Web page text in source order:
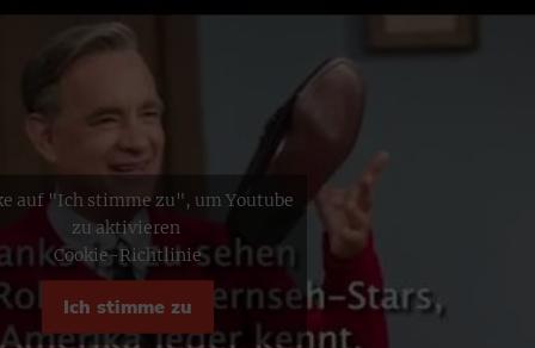
auf "Ich stimme zu", um Youtube
zu aktivieren
Cookie-Richtlinie
Ich stimme zu